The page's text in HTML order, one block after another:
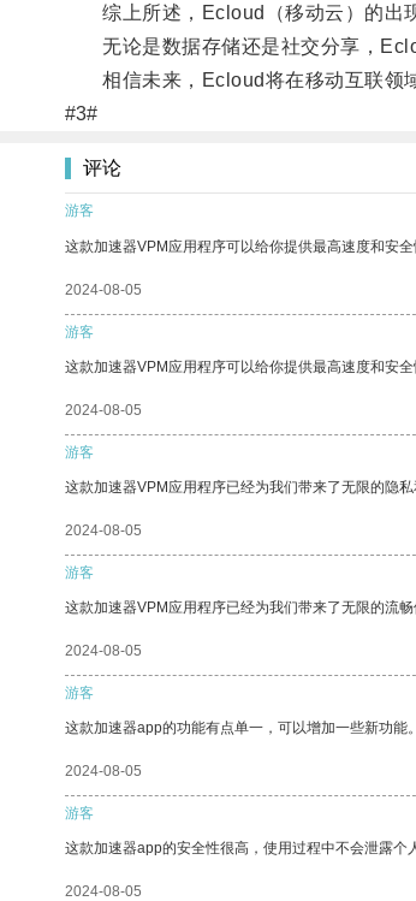
综上所述，Ecloud（移动云）的出现
无论是数据存储还是社交分享，
相信未来，Ecloud将在移动互联领域
#3#
评论
游客
这款加速器VPM应用程序可以给你提供最高速度和安
2024-08-05
游客
这款加速器VPM应用程序可以给你提供最高速度和安
2024-08-05
游客
这款加速器VPM应用程序已经为我们带来了无限的隐私
2024-08-05
游客
这款加速器VPM应用程序已经为我们带来了无限的流畅
2024-08-05
游客
这款加速器app的功能有点单一，可以增加一些新功能
2024-08-05
游客
这款加速器app的安全性很高，使用过程中不会泄露个
2024-08-05